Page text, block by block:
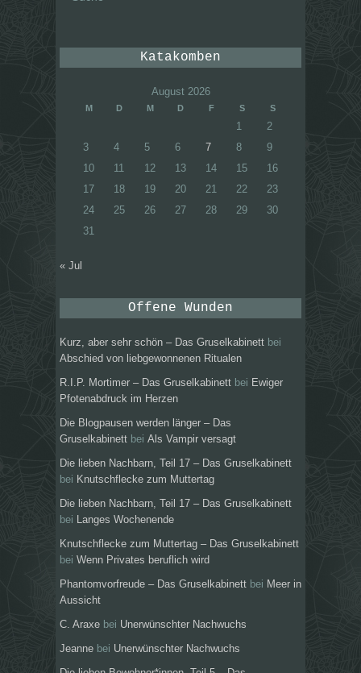
Katakomben
August 2026
M D M D F S S
1
2
3
4 5 6 7 8
9
10
11 12 13 14 15
16
17
18 19 20 21 22
23
24
25 26 27 28 29
30
31
« Jul
Offene Wunden
Kurz, aber sehr schön – Das Gruselkabinett bei
Abschied von liebgewonnenen Ritualen
R.I.P. Mortimer – Das Gruselkabinett bei Ewiger
Pfotenabdruck im Herzen
Die Blogpausen werden länger – Das
Gruselkabinett bei Als Vampir versagt
Die lieben Nachbarn, Teil 17 – Das Gruselkabinett
bei Knutschflecke zum Muttertag
Die lieben Nachbarn, Teil 17 – Das Gruselkabinett
bei
Langes Wochenende
Knutschflecke zum Muttertag – Das Gruselkabinett
bei Wenn Privates beruflich wird
Phantomvorfreude – Das Gruselkabinett bei Meer in
Aussicht
C. Araxe bei Unerwünschter Nachwuchs
Jeanne bei Unerwünschter Nachwuchs